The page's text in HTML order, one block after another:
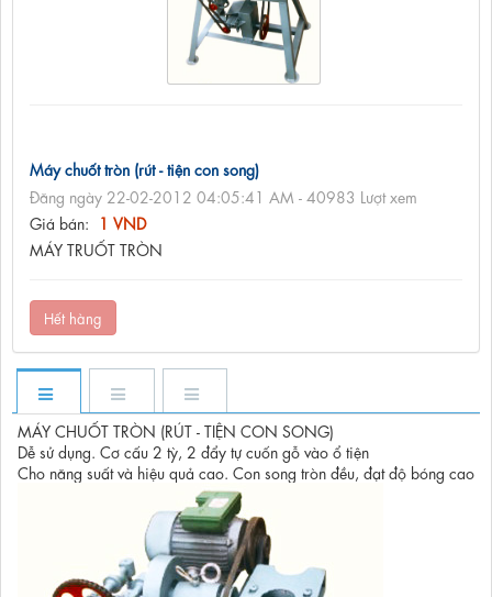
Máy chuốt tròn (rút - tiện con song)
Đăng ngày 22-02-2012 04:05:41 AM - 40983 Lượt xem
Giá bán:
1 VND
MÁY TRUỐT TRÒN
Hết hàng
MÁY CHUỐT TRÒN (RÚT - TIỆN CON SONG)
Dễ sử dụng. Cơ cấu 2 tỳ, 2 đẩy tự cuốn gỗ vào ổ tiện
Cho năng suất và hiệu quả cao. Con song tròn đều, đạt độ bóng cao